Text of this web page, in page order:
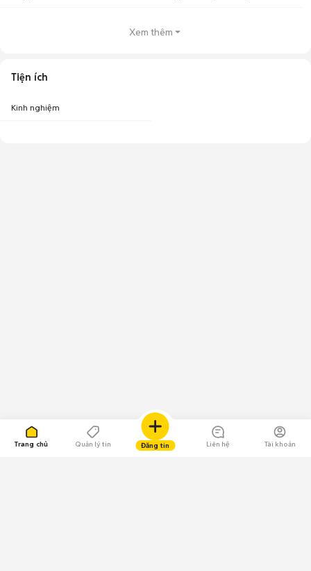
Trang chủ Quản lý tin Đăng tin Liên hệ Tài khoản
Xem thêm
Tiện ích
Kinh nghiệm